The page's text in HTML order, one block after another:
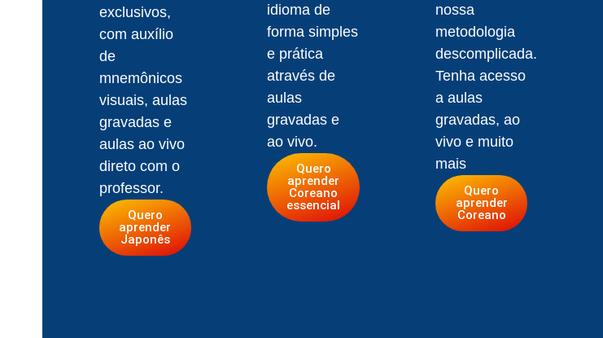
exclusivos,
com auxílio
de
mnemônicos
visuais, aulas
gravadas e
aulas ao vivo
direto com o
professor.
Quero
aprender
Japonês
idioma de
forma simples
e prática
através de
aulas
gravadas e
ao vivo.
Quero
aprender
Coreano
essencial
nossa
metodologia
descomplicada.
Tenha acesso
a aulas
gravadas, ao
vivo e muito
mais
Quero
aprender
Coreano